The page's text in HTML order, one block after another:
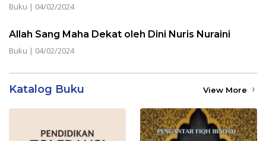
Buku | 04/02/2024
Allah Sang Maha Dekat oleh Dini Nuris Nuraini
Buku | 04/02/2024
Katalog Buku View More